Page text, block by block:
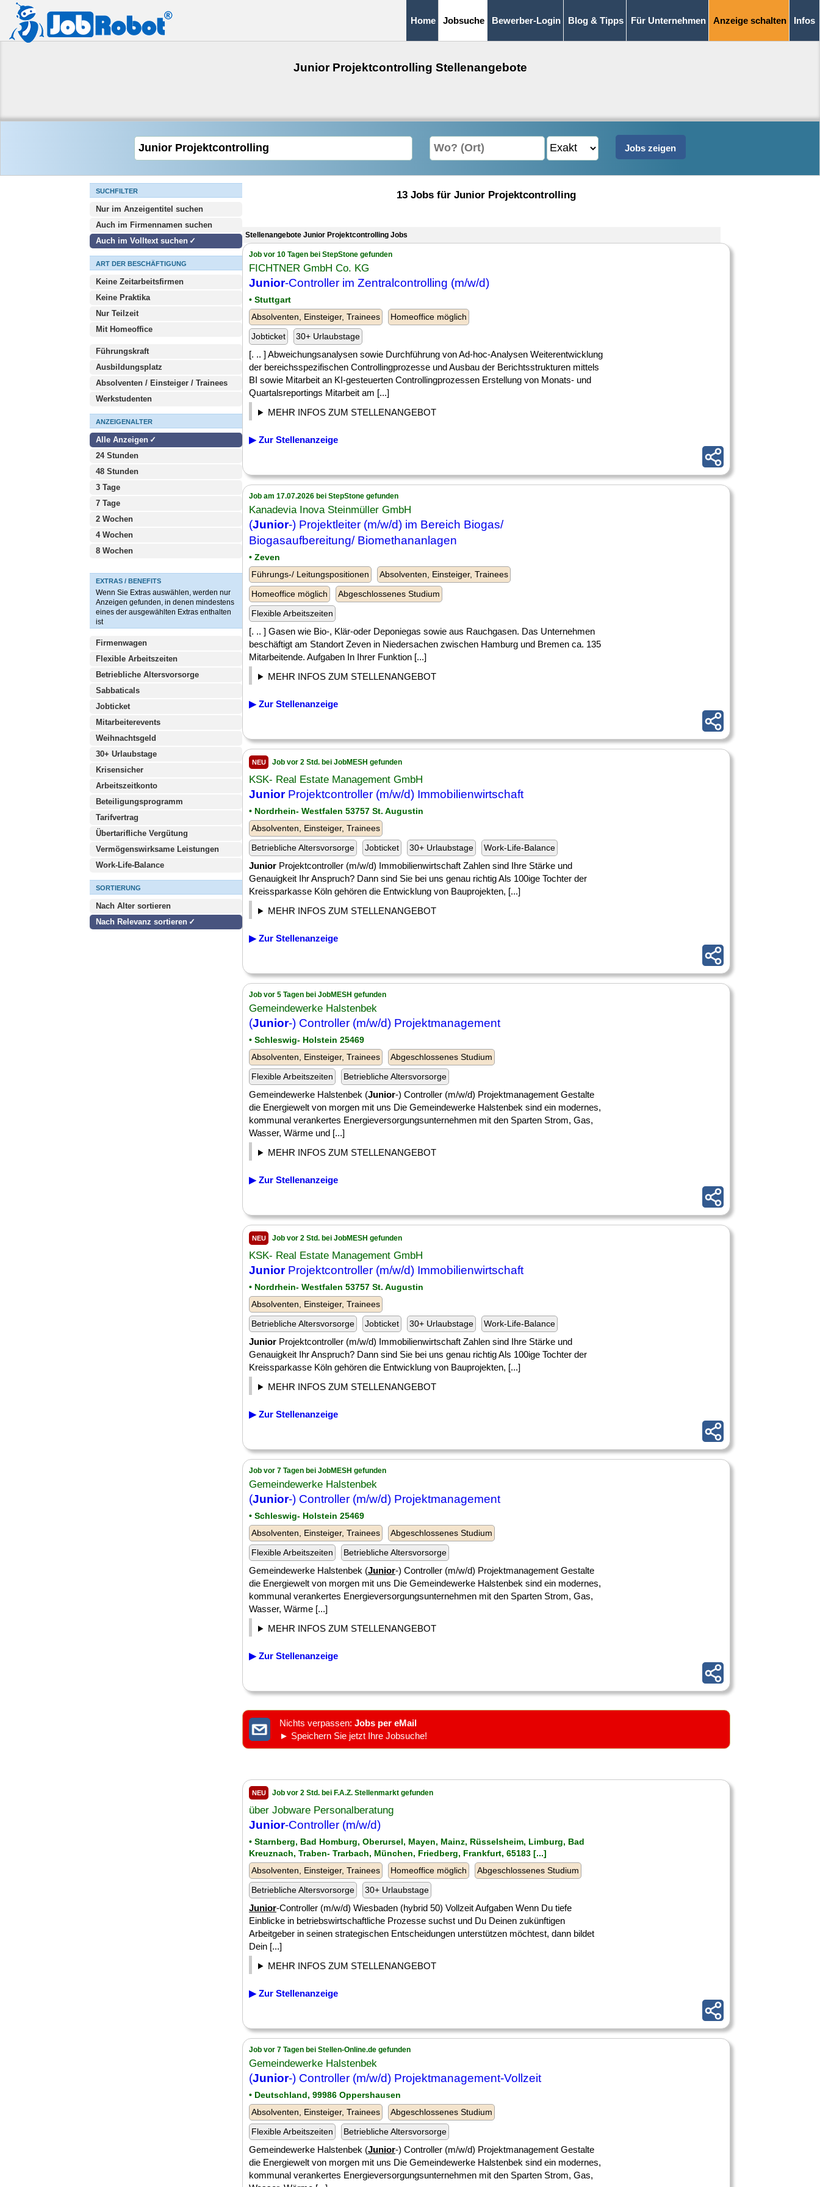
Home Jobsuche Bewerber-Login Blog & Tipps Für Unternehmen Anzeige schalten Infos
Junior Projektcontrolling Stellenangebote
SUCHFILTER
Nur im Anzeigentitel suchen
Auch im Firmennamen suchen
Auch im Volltext suchen
ART DER BESCHÄFTIGUNG
Keine Zeitarbeitsfirmen
Keine Praktika
Nur Teilzeit
Mit Homeoffice
Führungskraft
Ausbildungsplatz
Absolventen / Einsteiger / Trainees
Werkstudenten
ANZEIGENALTER
Alle Anzeigen
24 Stunden
48 Stunden
3 Tage
7 Tage
2 Wochen
4 Wochen
8 Wochen
EXTRAS / BENEFITS
Wenn Sie Extras auswählen, werden nur
Anzeigen gefunden, in denen mindestens
eines der ausgewählten Extras enthalten
ist
Firmenwagen
Flexible Arbeitszeiten
Betriebliche Altersvorsorge
Sabbaticals
Jobticket
Mitarbeiterevents
Weihnachtsgeld
30+ Urlaubstage
Krisensicher
Arbeitszeitkonto
Beteiligungsprogramm
Tarifvertrag
Übertarifliche Vergütung
Vermögenswirksame Leistungen
Work-Life-Balance
SORTIERUNG
Nach Alter sortieren
Nach Relevanz sortieren
13 Jobs für Junior Projektcontrolling
Stellenangebote Junior Projektcontrolling Jobs
Job vor 10 Tagen bei StepStone gefunden
FICHTNER GmbH Co. KG
Junior-Controller im Zentralcontrolling (m/w/d)
• Stuttgart
Absolventen, Einsteiger, Trainees
Homeoffice möglich
Jobticket
30+ Urlaubstage
[. .. ] Abweichungsanalysen sowie Durchführung von Ad-hoc-Analysen Weiterentwicklung
der bereichsspezifischen Controllingprozesse und Ausbau der Berichtsstrukturen mittels
BI sowie Mitarbeit an KI-gesteuerten Controllingprozessen Erstellung von Monats- und
Quartalsreportings Mitarbeit am [...]
MEHR INFOS ZUM STELLENANGEBOT
▶ Zur Stellenanzeige
Job am 17.07.2026 bei StepStone gefunden
Kanadevia Inova Steinmüller GmbH
(Junior-) Projektleiter (m/w/d) im Bereich Biogas/
Biogasaufbereitung/ Biomethananlagen
• Zeven
Führungs-/ Leitungspositionen
Absolventen, Einsteiger, Trainees
Homeoffice möglich
Abgeschlossenes Studium
Flexible Arbeitszeiten
[. .. ] Gasen wie Bio-, Klär-oder Deponiegas sowie aus Rauchgasen. Das Unternehmen
beschäftigt am Standort Zeven in Niedersachen zwischen Hamburg und Bremen ca. 135
Mitarbeitende. Aufgaben In Ihrer Funktion [...]
MEHR INFOS ZUM STELLENANGEBOT
▶ Zur Stellenanzeige
NEU Job vor 2 Std. bei JobMESH gefunden
KSK- Real Estate Management GmbH
JuniorProjektcontroller (m/w/d) Immobilienwirtschaft
• Nordrhein- Westfalen 53757 St. Augustin
Absolventen, Einsteiger, Trainees
Betriebliche Altersvorsorge
Jobticket 30+ Urlaubstage Work-Life-Balance
Junior Projektcontroller (m/w/d) Immobilienwirtschaft Zahlen sind Ihre Stärke und
Genauigkeit Ihr Anspruch? Dann sind Sie bei uns genau richtig Als 100ige Tochter der
Kreissparkasse Köln gehören die Entwicklung von Bauprojekten, [...]
MEHR INFOS ZUM STELLENANGEBOT
▶ Zur Stellenanzeige
Job vor 5 Tagen bei JobMESH gefunden
Gemeindewerke Halstenbek
(Junior-) Controller (m/w/d) Projektmanagement
• Schleswig- Holstein 25469
Absolventen, Einsteiger, Trainees
Abgeschlossenes Studium
Flexible Arbeitszeiten
Betriebliche Altersvorsorge
Gemeindewerke Halstenbek (Junior-) Controller (m/w/d) Projektmanagement Gestalte
die Energiewelt von morgen mit uns Die Gemeindewerke Halstenbek sind ein modernes,
kommunal verankertes Energieversorgungsunternehmen mit den Sparten Strom, Gas,
Wasser, Wärme und [...]
MEHR INFOS ZUM STELLENANGEBOT
▶ Zur Stellenanzeige
NEU Job vor 2 Std. bei JobMESH gefunden
KSK- Real Estate Management GmbH
JuniorProjektcontroller (m/w/d) Immobilienwirtschaft
• Nordrhein- Westfalen 53757 St. Augustin
Absolventen, Einsteiger, Trainees
Betriebliche Altersvorsorge
Jobticket 30+ Urlaubstage Work-Life-Balance
Junior Projektcontroller (m/w/d) Immobilienwirtschaft Zahlen sind Ihre Stärke und
Genauigkeit Ihr Anspruch? Dann sind Sie bei uns genau richtig Als 100ige Tochter der
Kreissparkasse Köln gehören die Entwicklung von Bauprojekten, [...]
MEHR INFOS ZUM STELLENANGEBOT
▶ Zur Stellenanzeige
Job vor 7 Tagen bei JobMESH gefunden
Gemeindewerke Halstenbek
(Junior-) Controller (m/w/d) Projektmanagement
• Schleswig- Holstein 25469
Absolventen, Einsteiger, Trainees
Abgeschlossenes Studium
Flexible Arbeitszeiten
Betriebliche Altersvorsorge
Gemeindewerke Halstenbek (Junior-) Controller (m/w/d) Projektmanagement Gestalte
die Energiewelt von morgen mit uns Die Gemeindewerke Halstenbek sind ein modernes,
kommunal verankertes Energieversorgungsunternehmen mit den Sparten Strom, Gas,
Wasser, Wärme [...]
MEHR INFOS ZUM STELLENANGEBOT
▶ Zur Stellenanzeige
Nichts verpassen: Jobs per eMail
► Speichern Sie jetzt Ihre Jobsuche!
NEU Job vor 2 Std. bei F.A.Z. Stellenmarkt gefunden
über Jobware Personalberatung
Junior-Controller (m/w/d)
• Starnberg, Bad Homburg, Oberursel, Mayen, Mainz, Rüsselsheim, Limburg, Bad
Kreuznach, Traben- Trarbach, München, Friedberg, Frankfurt, 65183 [...]
Absolventen, Einsteiger, Trainees
Homeoffice möglich
Abgeschlossenes Studium
Betriebliche Altersvorsorge
30+ Urlaubstage
Junior-Controller (m/w/d) Wiesbaden (hybrid 50) Vollzeit Aufgaben Wenn Du tiefe
Einblicke in betriebswirtschaftliche Prozesse suchst und Du Deinen zukünftigen
Arbeitgeber in seinen strategischen Entscheidungen unterstützen möchtest, dann bildet
Dein [...]
MEHR INFOS ZUM STELLENANGEBOT
▶ Zur Stellenanzeige
Job vor 7 Tagen bei Stellen-Online.de gefunden
Gemeindewerke Halstenbek
(Junior-) Controller (m/w/d) Projektmanagement-Vollzeit
• Deutschland, 99986 Oppershausen
Absolventen, Einsteiger, Trainees
Abgeschlossenes Studium
Flexible Arbeitszeiten
Betriebliche Altersvorsorge
Gemeindewerke Halstenbek (Junior-) Controller (m/w/d) Projektmanagement Gestalte
die Energiewelt von morgen mit uns Die Gemeindewerke Halstenbek sind ein modernes,
kommunal verankertes Energieversorgungsunternehmen mit den Sparten Strom, Gas,